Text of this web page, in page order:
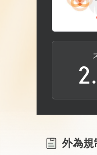
0
1
2
3
4
.
外為規